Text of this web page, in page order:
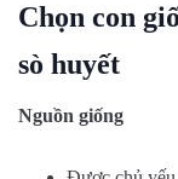
Chọn con
sò huyết
Nguồn giống